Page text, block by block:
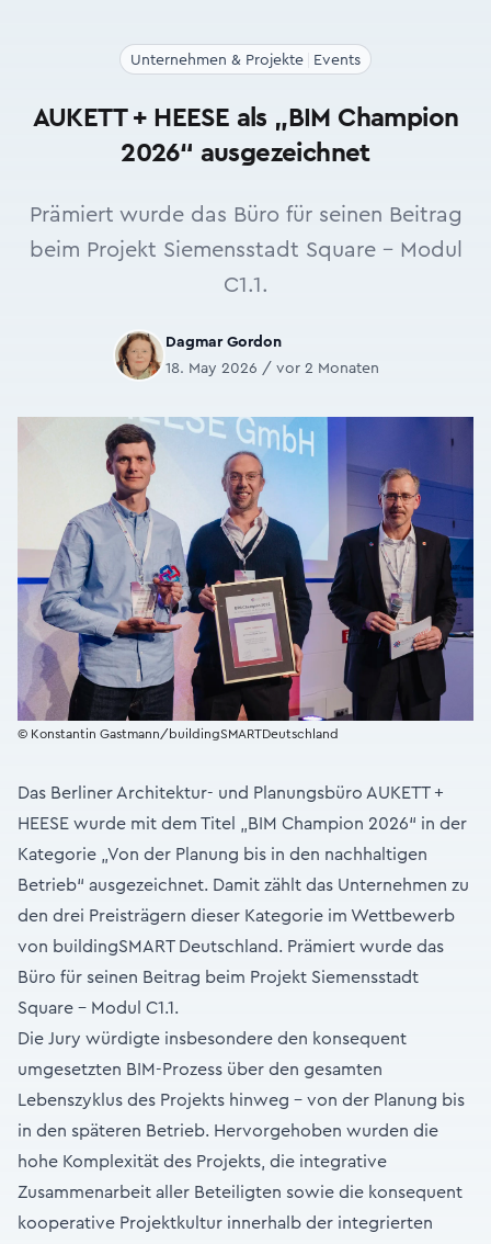
Unternehmen & Projekte Events
AUKETT + HEESE als „BIM Champion
2026“ ausgezeichnet
Prämiert wurde das Büro für seinen Beitrag
beim Projekt Siemensstadt Square – Modul
C1.1.
Dagmar Gordon
18. May 2026 / vor 2 Monaten
© Konstantin Gastmann/buildingSMARTDeutschland
Das Berliner Architektur- und Planungsbüro AUKETT +
HEESE wurde mit dem Titel „BIM Champion 2026“ in der
Kategorie „Von der Planung bis in den nachhaltigen
Betrieb“ ausgezeichnet. Damit zählt das Unternehmen zu
den drei Preisträgern dieser Kategorie im Wettbewerb
von buildingSMART Deutschland. Prämiert wurde das
Büro für seinen Beitrag beim Projekt Siemensstadt
Square – Modul C1.1.
Die Jury würdigte insbesondere den konsequent
umgesetzten BIM-Prozess über den gesamten
Lebenszyklus des Projekts hinweg – von der Planung bis
in den späteren Betrieb. Hervorgehoben wurden die
hohe Komplexität des Projekts, die integrative
Zusammenarbeit aller Beteiligten sowie die konsequent
kooperative Projektkultur innerhalb der integrierten